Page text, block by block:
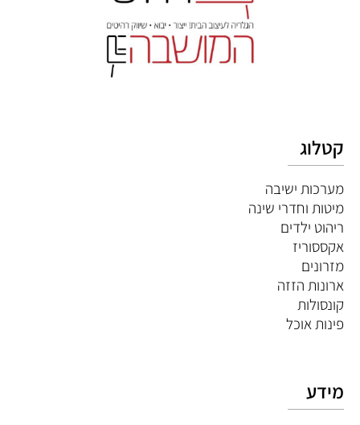
קטלוג
מערכות ישיבה
מיטות וחדרי שינה
ריהוט ילדים
אקססוריז
מזרונים
ארונות הזזה
קונסולות
פינות אוכל
מידע